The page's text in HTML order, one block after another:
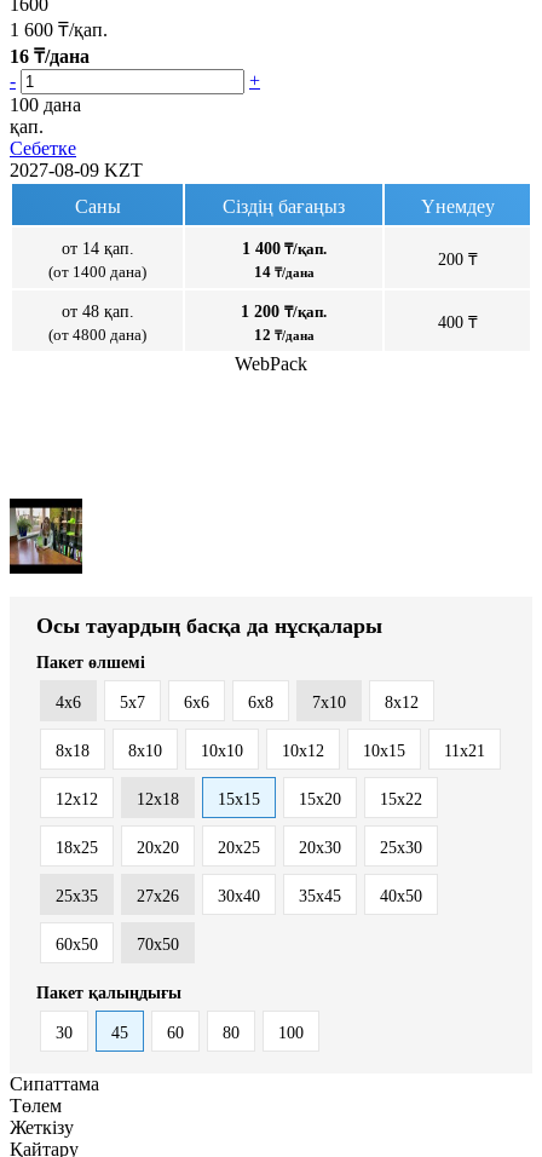
1 600 ₸/қап.
16 ₸/дана
-
+
100 дана
қап.
Себетке
2027-08-09 KZT
Саны
Сіздің бағаңыз Үнемдеу
от 14 қап.
(от 1400 дана)
1 400₸/қап.
14 ₸/дана
200 ₸
от 48 қап.
(от 4800 дана)
1 200 ₸/қап.
12 ₸/дана
400 ₸
WebPack
Осы тауардың басқа да нұсқалары
Пакет өлшемі
4x6 5x7 6x6 6x8 7x10 8x12
8x18 8х10 10x10 10x12 10x15 11x21
12x12 12x18 15x15 15x20 15x22
18x25 20x20 20x25 20x30 25x30
25x35 27x26 30x40 35x45 40x50
60x50 70x50
Пакет қалыңдығы
30 45 60 80 100
Сипаттама
Төлем
Жеткізу
Қайтару